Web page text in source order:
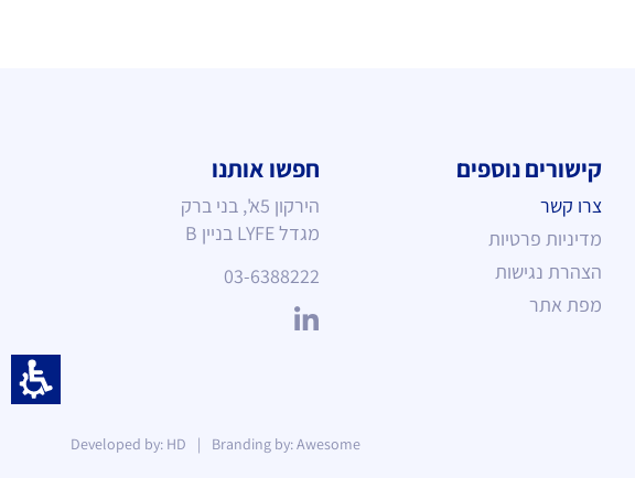
קישורים נוספים
צרו קשר
מדיניות פרטיות
הצהרת נגישות
מפת אתר
חפשו אותנו
הירקון 5א', בני ברק
מגדל LYFE
בניין B
03-6388222
Branding by: Awesome
|
Developed by: HD